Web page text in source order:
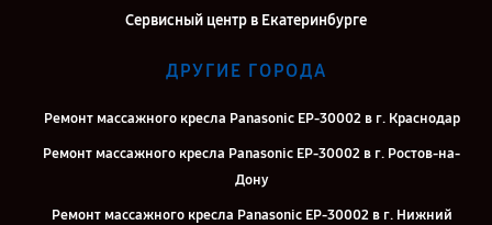
Сервисный центр в Екатеринбурге
ДРУГИЕ ГОРОДА
Ремонт массажного кресла Panasonic EP-30002 в г. Краснодар
Ремонт массажного кресла Panasonic EP-30002 в г. Ростов-на-
Дону
Ремонт массажного кресла Panasonic EP-30002 в г. Нижний